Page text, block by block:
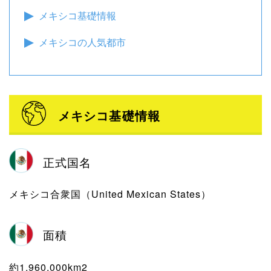
メキシコ基礎情報
メキシコの人気都市
メキシコ基礎情報
正式国名
メキシコ合衆国（United Mexican States）
面積
約1,960,000km2